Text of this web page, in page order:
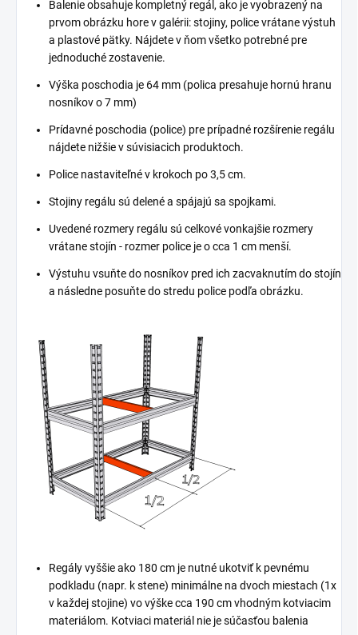
Balenie obsahuje kompletný regál, ako je vyobrazený na
prvom obrázku hore v galérii: stojiny, police vrátane výstuh
a plastové pätky. Nájdete v ňom všetko potrebné pre
jednoduché zostavenie.
Výška poschodia je 64 mm (polica presahuje hornú hranu
nosníkov o 7 mm)
Prídavné poschodia (police) pre prípadné rozšírenie regálu
nájdete nižšie v súvisiacich produktoch.
Police nastaviteľné v krokoch po 3,5 cm.
Stojiny regálu sú delené a spájajú sa spojkami.
Uvedené rozmery regálu sú celkové vonkajšie rozmery
vrátane stojín - rozmer police je o cca 1 cm menší.
Výstuhu vsuňte do nosníkov pred ich zacvaknutím do stojín
a následne posuňte do stredu police podľa obrázku.
Regály vyššie ako 180 cm je nutné ukotviť k pevnému
podkladu (napr. k stene) minimálne na dvoch miestach (1x
v každej stojine) vo výške cca 190 cm vhodným kotviacim
materiálom. Kotviaci materiál nie je súčasťou balenia